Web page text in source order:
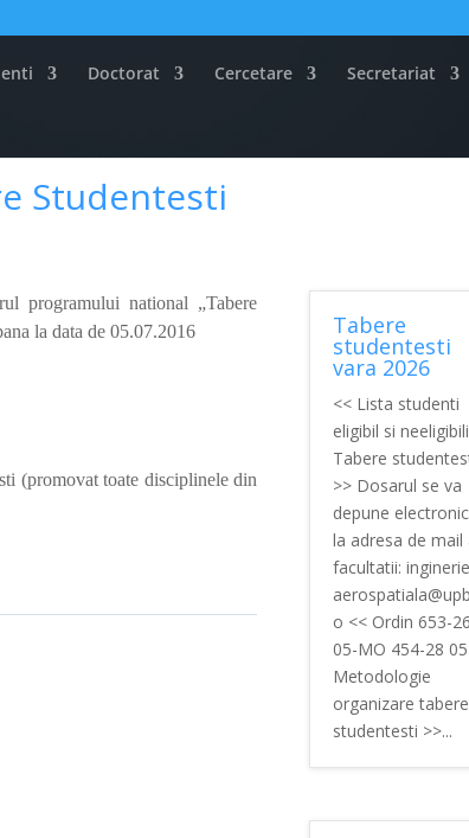
Doctorat Cercetare Secretariat
Studentesti
programului national „Tabere
la data de 05.07.2016
(promovat toate disciplinele din
Tabere
studentesti
vara 2026
<< Lista studenti
eligibil si neeligibili
Tabere
>> Dosarul se va
depune electronic
la adresa de mail
facultatii:
o << Ordin 653-
05-MO 454-28
Metodologie
organizare tabere
studentesti >>...